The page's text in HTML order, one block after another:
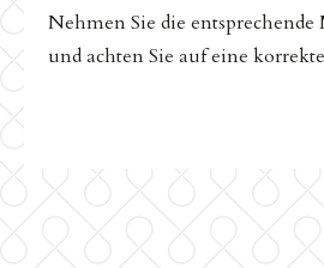
Nehmen Sie die
und achten Sie auf eine